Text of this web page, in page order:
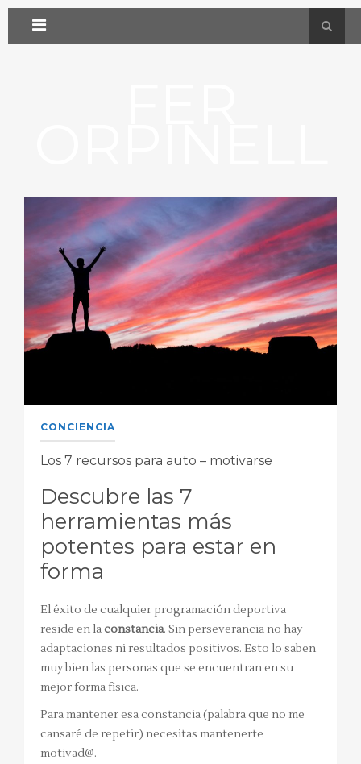
CONCIENCIA
Los 7 recursos para auto – motivarse
Descubre las 7
herramientas más
potentes para estar en
forma
El éxito de cualquier programación deportiva
reside en laconstancia. Sin perseverancia no hay
adaptaciones ni resultados positivos. Esto lo saben
muy bien las personas que se encuentran en su
mejor forma física.
Para mantener esa constancia (palabra que no me
cansaré de repetir) necesitas mantenerte
motivad@.